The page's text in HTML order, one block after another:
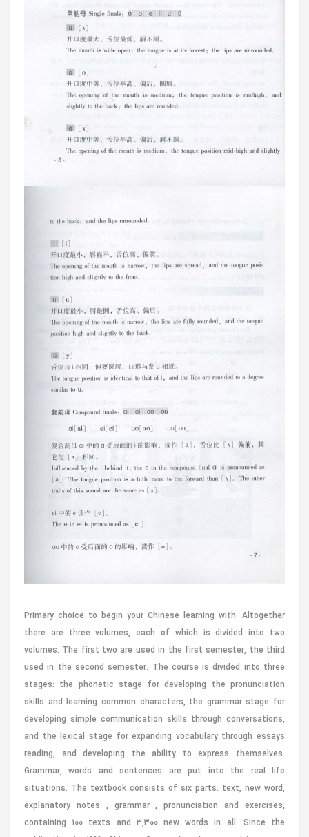
Primary choice to begin your Chinese learning with. Altogether
there are three volumes, each of which is divided into two
volumes. The first two are used in the first semester, the third
used in the second semester. The course is divided into three
stages: the phonetic stage for developing the pronunciation
skills and learning common characters, the grammar stage for
developing simple communication skills through conversations,
and the lexical stage for expanding vocabulary through essays
reading, and developing the ability to express themselves.
Grammar, words and sentences are put into the real life
situations. The textbook consists of six parts: text, new word,
explanatory notes , grammar , pronunciation and exercises,
containing 100 texts and 3,300 new words in all. Since the